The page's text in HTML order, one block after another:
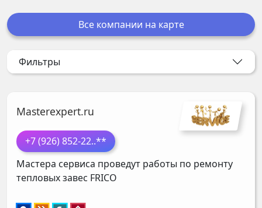
Все компании на карте
Фильтры
Masterexpert.ru
+7 (926) 852-22..**
Мастера сервиса проведут работы по ремонту
тепловых завес FRICO